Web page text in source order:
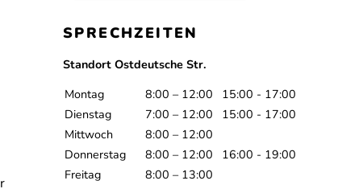
SPRECHZEITEN
Standort Ostdeutsche Str.
Montag
8:00 – 12:00
15:00 - 17:00
Dienstag
7:00 – 12:00
15:00 - 17:00
Mittwoch
8:00 – 12:00
Donnerstag
8:00 – 12:00
16:00 - 19:00
Freitag
8:00 – 13:00